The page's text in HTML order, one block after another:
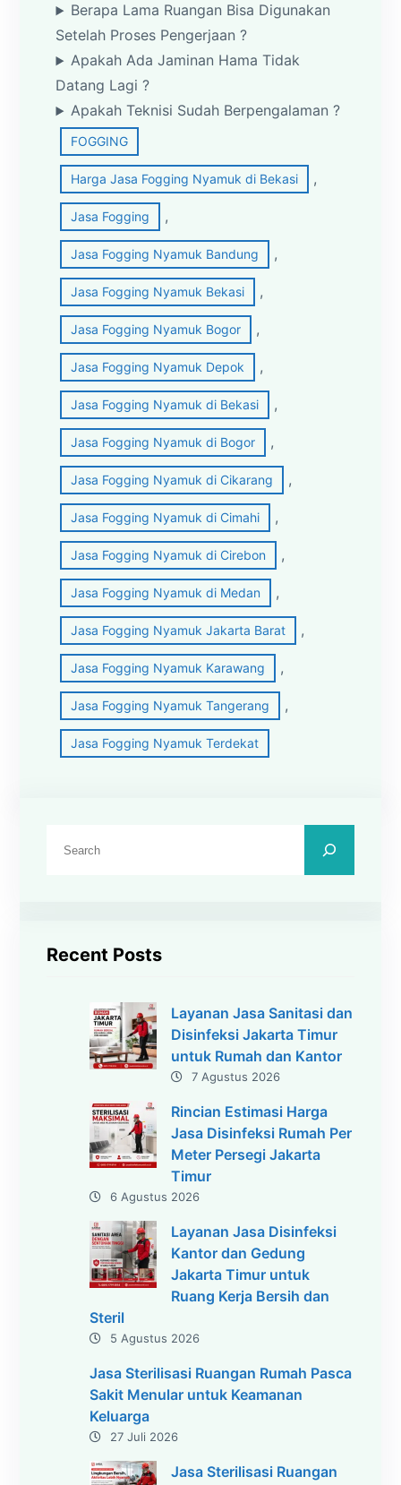
Berapa Lama Ruangan Bisa Digunakan
Setelah Proses Pengerjaan ?
Apakah Ada Jaminan Hama Tidak
Datang Lagi ?
Apakah Teknisi Sudah Berpengalaman ?
FOGGING
Harga Jasa Fogging Nyamuk di Bekasi ,
Jasa Fogging ,
Jasa Fogging Nyamuk Bandung ,
Jasa Fogging Nyamuk Bekasi ,
Jasa Fogging Nyamuk Bogor ,
Jasa Fogging Nyamuk Depok ,
Jasa Fogging Nyamuk di Bekasi ,
Jasa Fogging Nyamuk di Bogor ,
Jasa Fogging Nyamuk di Cikarang ,
Jasa Fogging Nyamuk di Cimahi ,
Jasa Fogging Nyamuk di Cirebon ,
Jasa Fogging Nyamuk di Medan ,
Jasa Fogging Nyamuk Jakarta Barat ,
Jasa Fogging Nyamuk Karawang ,
Jasa Fogging Nyamuk Tangerang ,
Jasa Fogging Nyamuk Terdekat
Recent Posts
Layanan Jasa Sanitasi dan
Disinfeksi Jakarta Timur
untuk Rumah dan Kantor
7 Agustus 2026
Rincian Estimasi Harga
Jasa Disinfeksi Rumah Per
Meter Persegi Jakarta
Timur
6 Agustus 2026
Layanan Jasa Disinfeksi
Kantor dan Gedung
Jakarta Timur untuk
Ruang Kerja Bersih dan
Steril
5 Agustus 2026
Jasa Sterilisasi Ruangan Rumah Pasca
Sakit Menular untuk Keamanan
Keluarga
27 Juli 2026
Jasa Sterilisasi Ruangan